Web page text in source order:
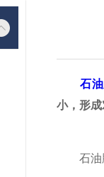
石
小，形
石油脱